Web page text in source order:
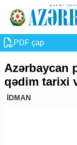
PDF çap
Azərbaycan
qədim tarixi
İDMAN